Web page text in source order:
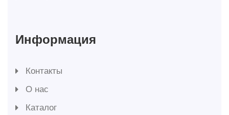
Информация
Контакты
О нас
Каталог